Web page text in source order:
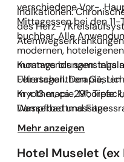
verschiedene Vor-,
Mittagessen bei den
buchbar. Alle
modernen,
montags bis samstags
Feiertagen. Den
m x 13 m, ca. 29°, Tiefe:
Dampfbad und
außerdem
Gebühr. Das Hotel ist
Personen geeignet.
Indikationen:
des Herz- /
Atemwegserkrankungen
Kuranwendungen:
Ultraschalltherapie,
Kryotherapie,
Wasserbettmassage
Mehr anzeigen
Hotel Muselet (ex